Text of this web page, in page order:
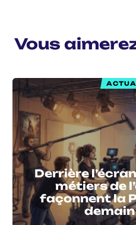
Vous
Derrière
métiers de
façonnent la